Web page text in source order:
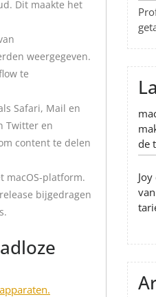
Dit maakte het
weergegeven.
te
Safari, Mail en
Twitter en
content te delen
macOS-platform.
bijgedragen
de